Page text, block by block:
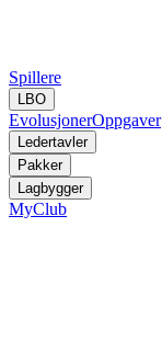
Spillere
LBO
EvolusjonerOppgaver
Ledertavler
Pakker
Lagbygger
MyClub